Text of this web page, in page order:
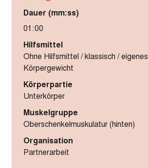
Dauer (mm:ss)
01:00
Hilfsmittel
Ohne Hilfsmittel / klassisch / eigenes
Körpergewicht
Körperpartie
Unterkörper
Muskelgruppe
Oberschenkelmuskulatur (hinten)
Organisation
Partnerarbeit